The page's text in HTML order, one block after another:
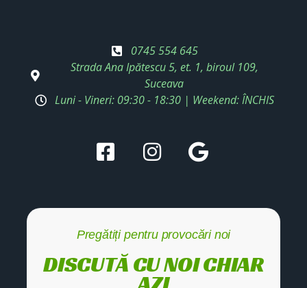
0745 554 645
Strada Ana Ipătescu 5, et. 1, biroul 109,
Suceava
Luni - Vineri: 09:30 - 18:30 | Weekend: ÎNCHIS
Pregătiți pentru provocări noi
DISCUTĂ CU NOI CHIAR